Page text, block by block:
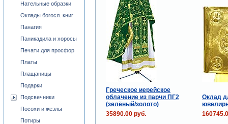
Греческое иерейское
облачение из парчи ПГ2
(зелёный/золото)
Оклад
35890.00 руб.
Нательные образки
Оклады богосл. книг
Панагия
Паникадила и хоросы
Печати для просфор
Платы
Плащаницы
Подарки
Подсвечники
Посохи и жезлы
Потиры